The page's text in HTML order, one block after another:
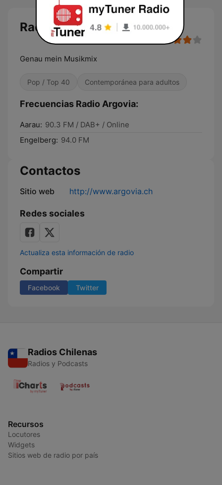
Radio Argovia
Genau mein Musikmix
Pop / Top 40 Contemporánea para adultos
Frecuencias Radio Argovia:
Aarau: 90.3 FM / DAB+ / Online
Engelberg: 94.0 FM
Contactos
Sitio web http://www.argovia.ch
Redes sociales
Actualiza esta información de radio
Compartir
Facebook Twitter
Radios Chilenas
Radios y Podcasts
Recursos
Locutores
Widgets
Sitios web de radio por país